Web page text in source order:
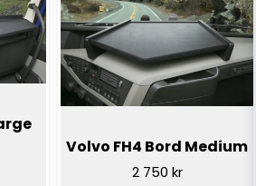
min fråga
Volvo FH4 Bord Medium
2 750 kr